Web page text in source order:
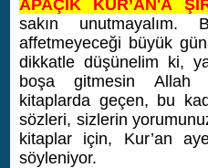
APAÇIK KUR’AN'A
sakın
affetmeyeceği büyük
dikkatle düşünelim ki,
boşa gitmesin Allah
kitaplarda geçen, bu
sözleri, sizlerin
kitaplar için, Kur’an
söyleniyor.